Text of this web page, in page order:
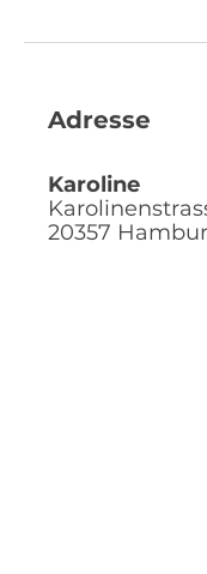
Adresse
Karoline
20357